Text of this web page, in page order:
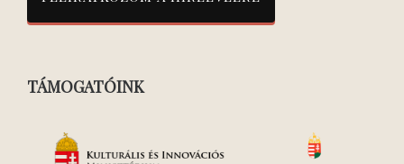
TÁMOGATÓINK